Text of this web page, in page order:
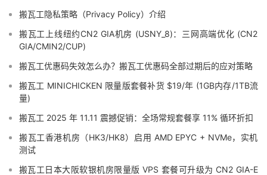
搬瓦工隐私策略（Privacy Policy）介绍
搬瓦工上线纽约CN2 GIA机房 (USNY_8)：三网高端优化 (CN2
GIA/CMIN2/CUP)
搬瓦工优惠码失效怎么办？搬瓦工优惠码全部过期后的应对策略
搬瓦工 MINICHICKEN 限量版套餐补货 $19/年 (1GB内存/1TB流
量)
搬瓦工 2025 年 11.11 震撼促销：全场常规套餐享 11% 循环折扣
搬瓦工香港机房（HK3/HK8）启用 AMD EPYC + NVMe，实机
测试
搬瓦工日本大阪软银机房限量版 VPS 套餐可升级为 CN2 GIA-E